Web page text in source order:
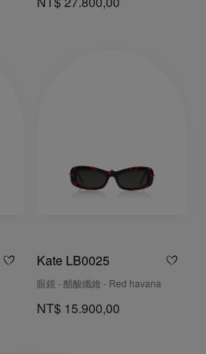
NT$ 27.800,00
Kate LB0025
眼鏡 - 醋酸纖維 - Red havana
NT$ 15.900,00